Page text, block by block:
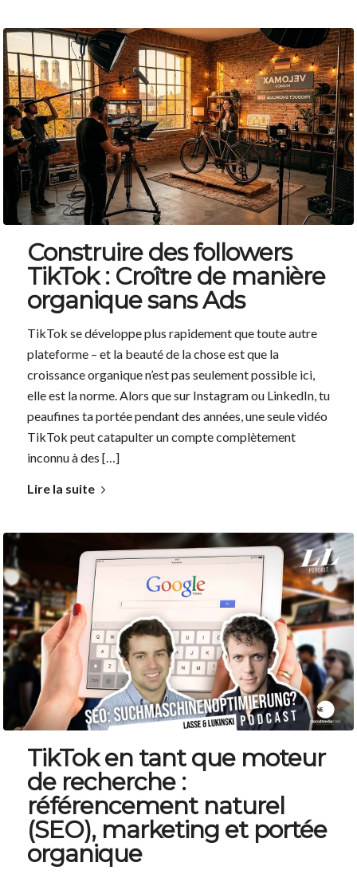
Construire des followers
TikTok : Croître de manière
organique sans Ads
TikTok se développe plus rapidement que toute autre
plateforme – et la beauté de la chose est que la
croissance organique n’est pas seulement possible ici,
elle est la norme. Alors que sur Instagram ou LinkedIn, tu
peaufines ta portée pendant des années, une seule vidéo
TikTok peut catapulter un compte complètement
inconnu à des […]
Lire la suite
TikTok en tant que moteur
de recherche :
référencement naturel
(SEO), marketing et portée
organique